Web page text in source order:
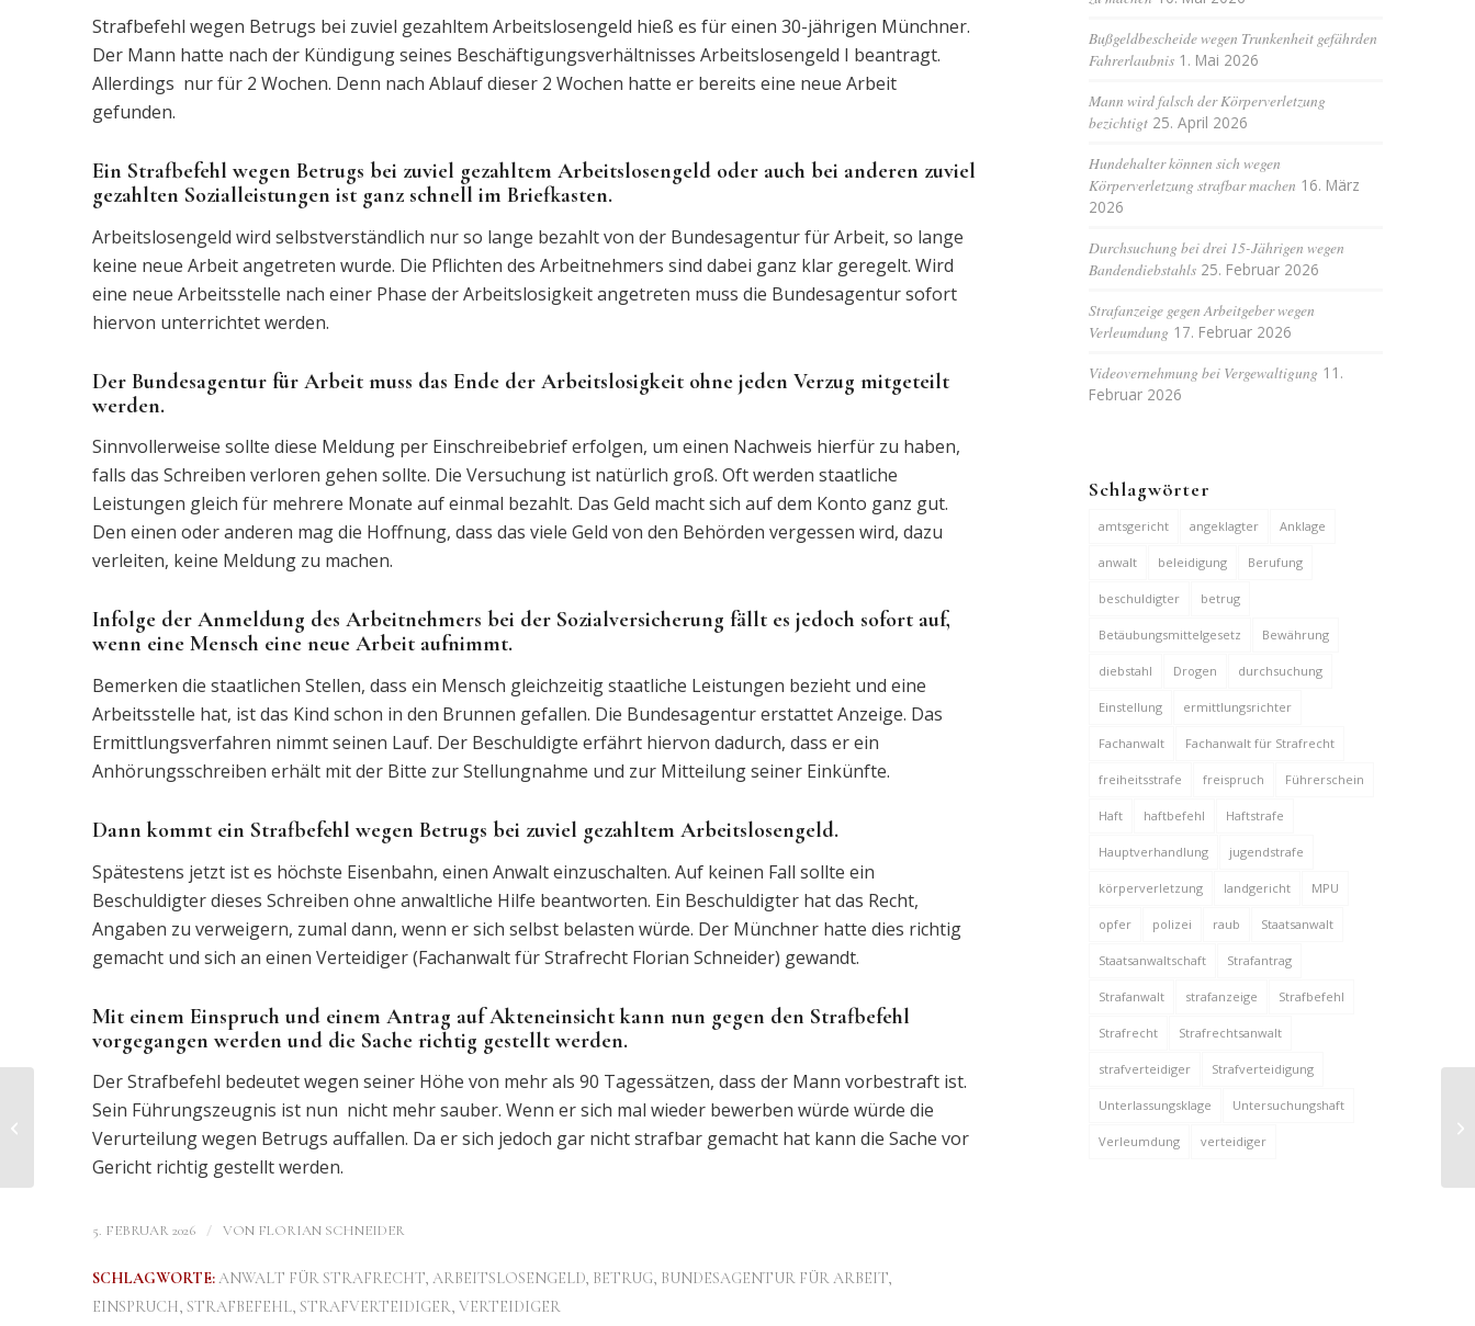
Strafbefehl wegen Betrugs bei zuviel gezahltem Arbeitslosengeld hieß es für einen 30-jährigen Münchner.
Der Mann hatte nach der Kündigung seines Beschäftigungsverhältnisses Arbeitslosengeld I beantragt.
Allerdings nur für 2 Wochen. Denn nach Ablauf dieser 2 Wochen hatte er bereits eine neue Arbeit
gefunden.
Ein Strafbefehl wegen Betrugs bei zuviel gezahltem Arbeitslosengeld oder auch bei anderen zuviel
gezahlten Sozialleistungen ist ganz schnell im Briefkasten.
Arbeitslosengeld wird selbstverständlich nur so lange bezahlt von der Bundesagentur für Arbeit, so lange
keine neue Arbeit angetreten wurde. Die Pflichten des Arbeitnehmers sind dabei ganz klar geregelt. Wird
eine neue Arbeitsstelle nach einer Phase der Arbeitslosigkeit angetreten muss die Bundesagentur sofort
hiervon unterrichtet werden.
Der Bundesagentur für Arbeit muss das Ende der Arbeitslosigkeit ohne jeden Verzug mitgeteilt
werden.
Sinnvollerweise sollte diese Meldung per Einschreibebrief erfolgen, um einen Nachweis hierfür zu haben,
falls das Schreiben verloren gehen sollte. Die Versuchung ist natürlich groß. Oft werden staatliche
Leistungen gleich für mehrere Monate auf einmal bezahlt. Das Geld macht sich auf dem Konto ganz gut.
Den einen oder anderen mag die Hoffnung, dass das viele Geld von den Behörden vergessen wird, dazu
verleiten, keine Meldung zu machen.
Infolge der Anmeldung des Arbeitnehmers bei der Sozialversicherung fällt es jedoch sofort auf,
wenn eine Mensch eine neue Arbeit aufnimmt.
Bemerken die staatlichen Stellen, dass ein Mensch gleichzeitig staatliche Leistungen bezieht und eine
Arbeitsstelle hat, ist das Kind schon in den Brunnen gefallen. Die Bundesagentur erstattet Anzeige. Das
Ermittlungsverfahren nimmt seinen Lauf. Der Beschuldigte erfährt hiervon dadurch, dass er ein
Anhörungsschreiben erhält mit der Bitte zur Stellungnahme und zur Mitteilung seiner Einkünfte.
Dann kommt ein Strafbefehl wegen Betrugs bei zuviel gezahltem Arbeitslosengeld.
Spätestens jetzt ist es höchste Eisenbahn, einen Anwalt einzuschalten. Auf keinen Fall sollte ein
Beschuldigter dieses Schreiben ohne anwaltliche Hilfe beantworten. Ein Beschuldigter hat das Recht,
Angaben zu verweigern, zumal dann, wenn er sich selbst belasten würde. Der Münchner hatte dies richtig
gemacht und sich an einen Verteidiger (Fachanwalt für Strafrecht Florian Schneider) gewandt.
Mit einem Einspruch und einem Antrag auf Akteneinsicht kann nun gegen den Strafbefehl
vorgegangen werden und die Sache richtig gestellt werden.
Der Strafbefehl bedeutet wegen seiner Höhe von mehr als 90 Tagessätzen, dass der Mann vorbestraft ist.
Sein Führungszeugnis ist nun nicht mehr sauber. Wenn er sich mal wieder bewerben würde würde die
Verurteilung wegen Betrugs auffallen. Da er sich jedoch gar nicht strafbar gemacht hat kann die Sache vor
Gericht richtig gestellt werden.
5. FEBRUAR 2026 / VON FLORIAN SCHNEIDER
SCHLAGWORTE: ANWALT FÜR STRAFRECHT, ARBEITSLOSENGELD, BETRUG, BUNDESAGENTUR FÜR ARBEIT,
EINSPRUCH, STRAFBEFEHL, STRAFVERTEIDIGER, VERTEIDIGER
Bußgeldbescheide wegen Trunkenheit gefährden
Fahrerlaubnis 1. Mai 2026
Mann wird falsch der Körperverletzung
bezichtigt 25. April 2026
Hundehalter können sich wegen
Körperverletzung strafbar machen 16. März
2026
Durchsuchung bei drei 15-Jährigen wegen
Bandendiebstahls 25. Februar 2026
Strafanzeige gegen Arbeitgeber wegen
Verleumdung 17. Februar 2026
Videovernehmung bei Vergewaltigung 11.
Februar 2026
Schlagwörter
amtsgericht angeklagter Anklage
anwalt beleidigung Berufung
beschuldigter betrug
Betäubungsmittelgesetz Bewährung
diebstahl Drogen durchsuchung
Einstellung ermittlungsrichter
Fachanwalt Fachanwalt für Strafrecht
freiheitsstrafe freispruch Führerschein
Haft haftbefehl Haftstrafe
Hauptverhandlung jugendstrafe
körperverletzung landgericht MPU
opfer polizei raub Staatsanwalt
Staatsanwaltschaft Strafantrag
Strafanwalt strafanzeige Strafbefehl
Strafrecht Strafrechtsanwalt
strafverteidiger Strafverteidigung
Unterlassungsklage Untersuchungshaft
Verleumdung verteidiger
Mobbing führt zu
Unterlassungsansprüchen
und Strafanzeige